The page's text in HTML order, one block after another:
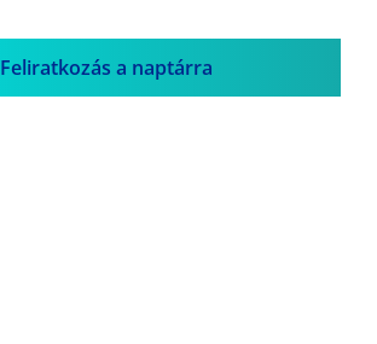
Feliratkozás a naptárra